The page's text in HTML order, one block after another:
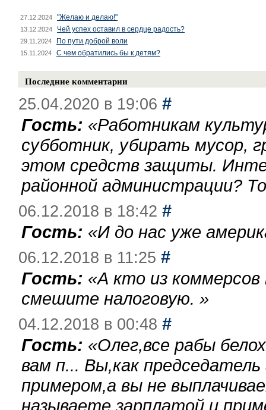
27.12.2024 "Желаю и делаю!"
13.12.2024 Чей успех оставил в сердце радость?
29.11.2024 По пути доброй воли
15.11.2024 С чем обратились бы к детям?
Последние комментарии
25.04.2020 в 19:06 #
Гость: «Работникам
субботник, убирать мусор,
этом средств защиты.
районной администрации?
06.12.2018 в 18:42 #
Гость: «И до нас уже
06.12.2018 в 11:25 #
Гость: «А кто из
смешите налоговую. »
04.12.2018 в 00:48 #
Гость: «Олег,все рабы
вам п... Вы,как
примером,а вы не
называете зарплатой и